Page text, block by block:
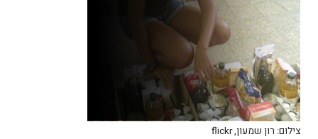
צילום: רון שמעון, flickr